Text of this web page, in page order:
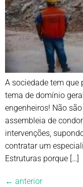
A sociedade tem que
tema de domínio
engenheiros! Não
assembleia de
intervenções,
contratar um
Estruturas porque […]
← anterior